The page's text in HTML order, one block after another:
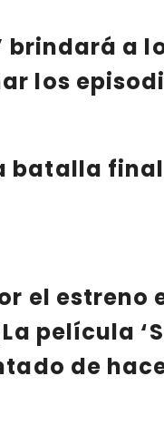
brindará a
los
el estreno
película
de